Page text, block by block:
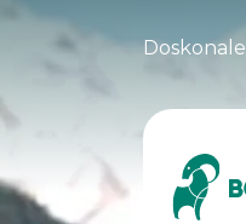
Doskonale